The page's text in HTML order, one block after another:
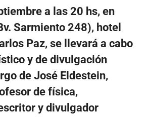
a las 20 hs, en
Sarmiento 248), hotel
Paz, se llevará a cabo
y de divulgación
de José Eldestein,
de física,
y divulgador